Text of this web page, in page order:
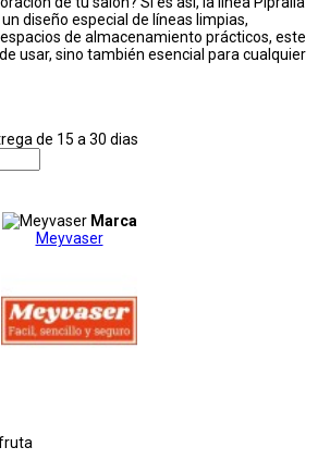
diseño especial de líneas limpias,
de almacenamiento prácticos, este
usar, sino también esencial para cualquier
de 15 a 30 dias
Marca
Meyvaser